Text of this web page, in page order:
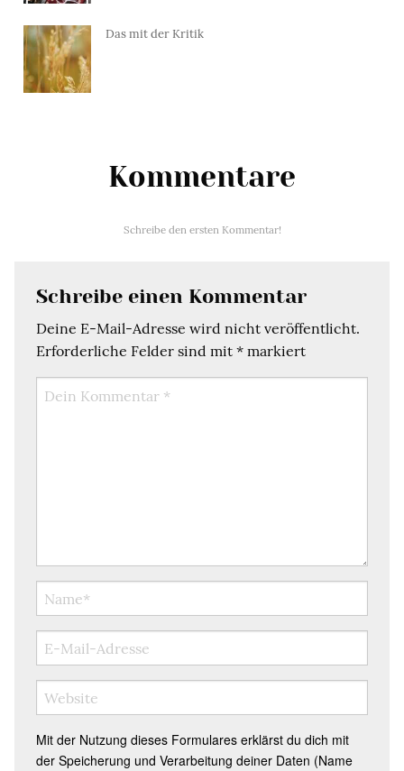
Das mit der Kritik
Kommentare
Schreibe den ersten Kommentar!
Schreibe einen Kommentar
Deine E-Mail-Adresse wird nicht veröffentlicht.
Erforderliche Felder sind mit * markiert
Mit der Nutzung dieses Formulares erklärst du dich mit
der Speicherung und Verarbeitung deiner Daten (Name